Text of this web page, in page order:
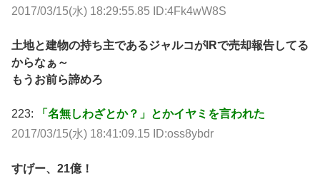
2017/03/15(水) 18:29:55.85 ID:4Fk4wW8S
土地と建物の持ち主であるジャルコがIRで売却報告してる
からなぁ～
もうお前ら諦めろ
223:
「名無しわざとか？」とかイヤミを言われた
2017/03/15(水) 18:41:09.15 ID:oss8ybdr
すげー、21億！